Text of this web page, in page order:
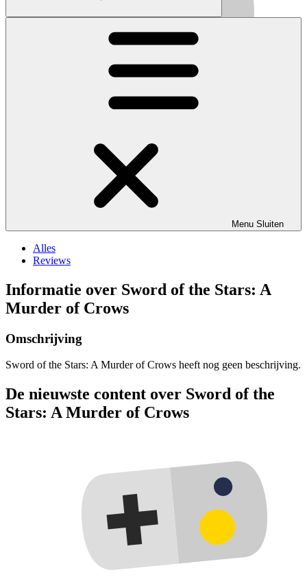
Menu Sluiten
Alles
Reviews
Informatie over Sword of the Stars: A
Murder of Crows
Omschrijving
Sword of the Stars: A Murder of Crows heeft nog geen beschrijving.
De nieuwste content over Sword of the
Stars: A Murder of Crows